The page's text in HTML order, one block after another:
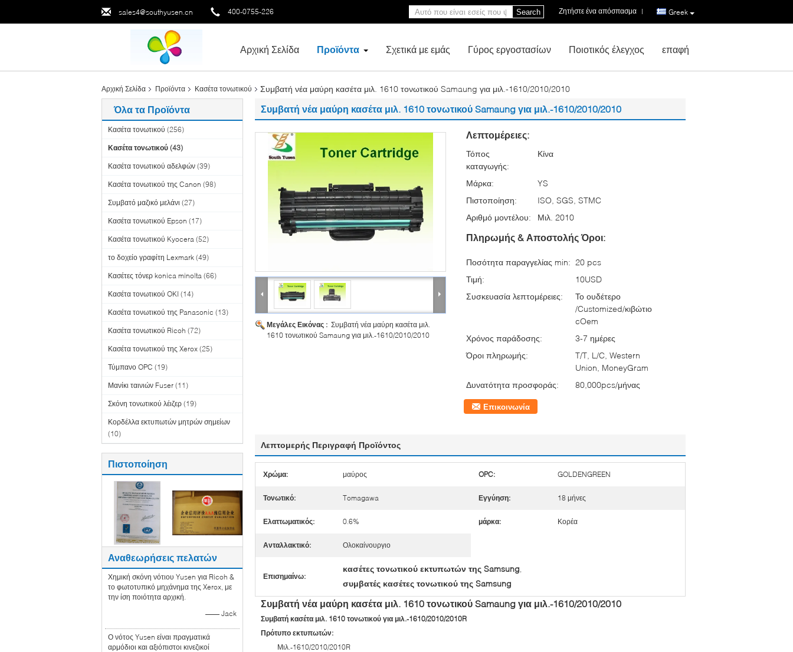
sales4@southyusen.cn 400-0755-226 Greek
Ζητήστε ένα απόσπασμα |
Search
Αρχική Σελίδα Προϊόντα Σχετικά με εμάς Γύρος εργοστασίων Ποιοτικός έλεγχος επαφή
Αρχική Σελίδα Προϊόντα Κασέτα τονωτικού Συμβατή νέα μαύρη κασέτα μιλ. 1610 τονωτικού Samaung για μιλ.-1610/2010/2010
Όλα τα Προϊόντα
Κασέτα τονωτικού (256)
Κασέτα τονωτικού (43)
Κασέτα τονωτικού αδελφών (39)
Κασέτα τονωτικού της Canon (98)
Συμβατό μαζικό μελάνι (27)
Κασέτα τονωτικού Epson (17)
Κασέτα τονωτικού Kyocera (52)
το δοχείο γραφίτη Lexmark (49)
Κασέτες τόνερ konica minolta (66)
Κασέτα τονωτικού OKI (14)
Κασέτα τονωτικού της Panasonic (13)
Κασέτα τονωτικού Ricoh (72)
Κασέτα τονωτικού της Xerox (25)
Τύμπανο OPC (19)
Μανίκι ταινιών Fuser (11)
Σκόνη τονωτικού λέιζερ (19)
Κορδέλλα εκτυπωτών μητρών σημείων
(10)
Πιστοποίηση
Αναθεωρήσεις πελατών
Χημική σκόνη νότιου Yusen για Ricoh &
το φωτοτυπικό μηχάνημα της Xerox, με
την ίση ποιότητα αρχική.
—— Jack
Ο νότος Yusen είναι πραγματικά
αρμόδιοι και αξιόπιστοι κινεζικοί
Συμβατή νέα μαύρη κασέτα μιλ. 1610 τονωτικού Samaung για μιλ.-1610/2010/2010
Μεγάλες Εικόνας : Συμβατή νέα μαύρη κασέτα μιλ.
1610 τονωτικού Samaung για μιλ.-1610/2010/2010
Λεπτομέρειες:
Τόπος
καταγωγής:
Κίνα
Μάρκα:
YS
Πιστοποίηση:
ISO, SGS, STMC
Αριθμό μοντέλου:
Μιλ. 2010
Πληρωμής & Αποστολής Όροι:
Ποσότητα παραγγελίας min: 20 pcs
Τιμή:
10USD
Συσκευασία λεπτομέρειες:
Το ουδέτερο
/Customized/κιβώτιο
cOem
Χρόνος παράδοσης:
3-7 ημέρες
Όροι πληρωμής:
T/T, L/C, Western
Union, MoneyGram
Δυνατότητα προσφοράς:
80,000pcs/μήνας
Επικοινωνία
Λεπτομερής Περιγραφή Προϊόντος
Χρώμα: μαύρος OPC: GOLDENGREEN
Τονωτικό: Tomagawa Εγγύηση: 18 μήνες
Ελαττωματικός: 0.6% μάρκα: Κορέα
Ανταλλακτικό: Ολοκαίνουργιο
Επισημαίνω:
κασέτες τονωτικού εκτυπωτών της Samsung,
συμβατές κασέτες τονωτικού της Samsung
Συμβατή νέα μαύρη κασέτα μιλ. 1610 τονωτικού Samaung για μιλ.-1610/2010/2010
Συμβατή κασέτα μιλ. 1610 τονωτικού για μιλ.-1610/2010/2010R
Πρότυπο εκτυπωτών:
Μιλ.-1610/2010/2010R